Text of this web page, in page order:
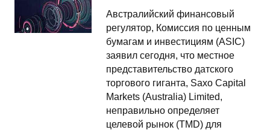
Австралийский финансовый
регулятор, Комиссия по ценным
бумагам и инвестициям (ASIC)
заявил сегодня, что местное
представительство датского
торгового гиганта, Saxo Capital
Markets (Australia) Limited,
неправильно определяет
целевой рынок (TMD) для